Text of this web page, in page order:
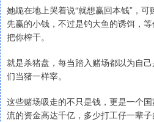
她跪在地上哭着说“就想赢回本钱”，
先赢的小钱，不过是钓大鱼的诱饵，
把你榨干。
就是杀猪盘，每当踏入赌场都以为自
们当猪一样宰。
这些赌场吸走的不只是钱，更是一个
流的资金高达千亿，多少打工仔一辈子